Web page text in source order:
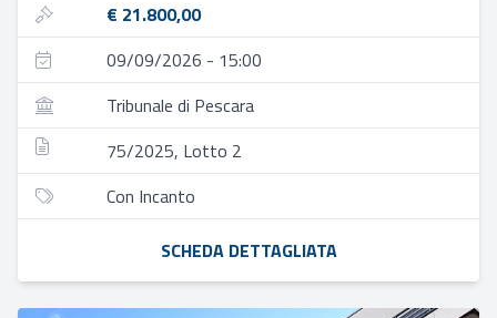
€ 21.800,00
09/09/2026 - 15:00
Tribunale di Pescara
75/2025, Lotto 2
Con Incanto
SCHEDA DETTAGLIATA